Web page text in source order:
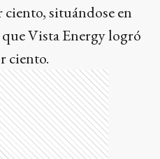
situándose en
Vista Energy logró
ciento.